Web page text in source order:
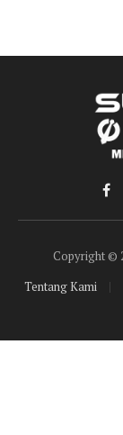
Copyright ©
Tentang Kami